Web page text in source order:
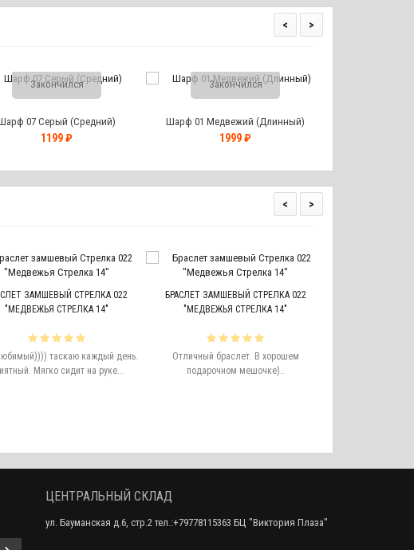
Закончился
07 Серый (Средний)
1199 ₽
Закончился
Шарф 01 Медвежий (Длинный)
1999 ₽
< >
ЗАМШЕВЫЙ СТРЕЛКА 022
"МЕДВЕЖЬЯ СТРЕЛКА 14"
таскаю каждый день.
Мягко сидит на руке...
БРАСЛЕТ ЗАМШЕВЫЙ СТРЕЛКА 022
"МЕДВЕЖЬЯ СТРЕЛКА 14"
Отличный браслет. В хорошем
подарочном мешочке)..
< >
ЦЕНТРАЛЬНЫЙ СКЛАД
ул. Бауманская д.6, стр.2 тел.:+79778115363 БЦ "Виктория Плаза"